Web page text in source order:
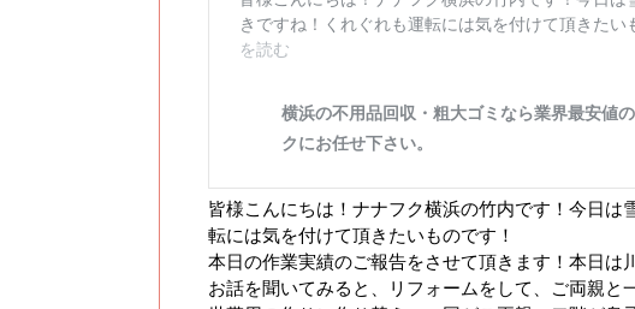
皆様こんにちは！ナナフク横浜の竹内です！今日は
転には気を付けて頂きたいものです！
本日の作業実績のご報告をさせて頂きます！本日は
お話を聞いてみると、リフォームをして、ご両親と